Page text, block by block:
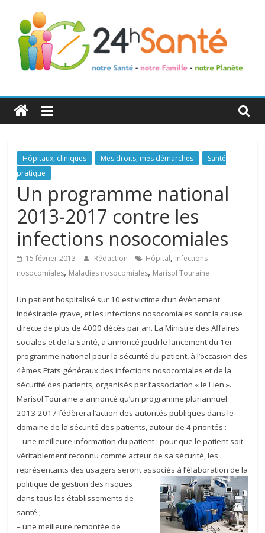
24h
Santé
La
santé
de
toute
famille
Hôpitaux, cliniques Mes droits, mes démarches
Santé
pratique
Un programme national
2013-2017 contre les
infections nosocomiales
15 février 2013 Rédaction Hôpital, infections
nosocomiales, Maladies nosocomiales, Marisol Touraine
Un patient hospitalisé sur 10 est victime d’un évènement
indésirable grave, et les infections nosocomiales sont la cause
directe de plus de 4000 décès par an. La Ministre des Affaires
sociales et de la Santé, a annoncé jeudi le lancement du 1er
programme national pour la sécurité du patient, à l’occasion des
4èmes Etats généraux des infections nosocomiales et de la
sécurité des patients, organisés par l’association « le Lien ».
Marisol Touraine a annoncé qu’un programme pluriannuel
2013-2017 fédèrera l’action des autorités publiques dans le
domaine de la sécurité des patients, autour de 4 priorités :
– une meilleure information du patient : pour que le patient soit
véritablement reconnu comme acteur de sa sécurité, les
représentants des usagers seront associés à l’élaboration de la
politique de gestion des risques
dans tous les établissements de
santé ;
– une meilleure remontée de